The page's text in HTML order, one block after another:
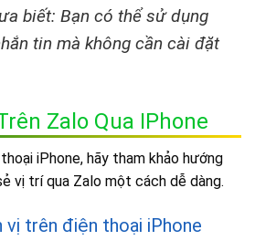
biết: Bạn có thể sử dụng
tin mà không cần cài đặt
Zalo Qua IPhone
iPhone, hãy tham khảo hướng
vị trí qua Zalo một cách dễ dàng.
vị trên điện thoại iPhone